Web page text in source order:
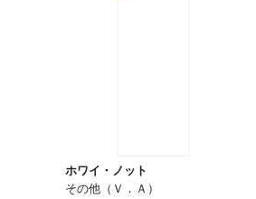
ホワイ・ノット
その他（Ｖ．Ａ）